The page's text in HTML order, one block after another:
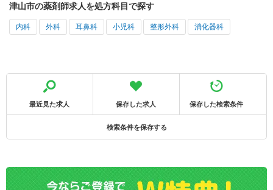
津山市の薬剤師求人を処方科目で探す
内科 外科 耳鼻科 小児科 整形外科 消化器科
最近見た求人 保存した求人 保存した検索条件
検索条件を保存する